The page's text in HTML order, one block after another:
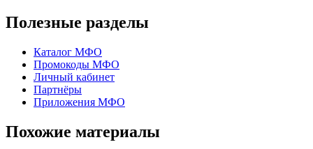
Полезные разделы
Каталог МФО
Промокоды МФО
Личный кабинет
Партнёры
Приложения МФО
Похожие материалы